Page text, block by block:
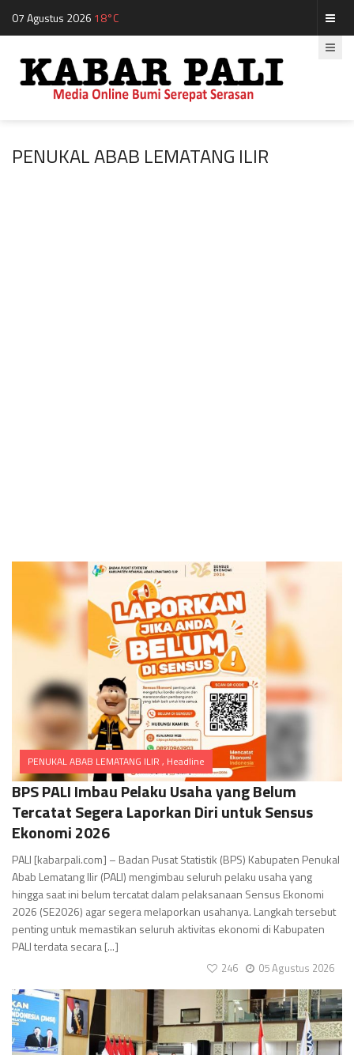
07 Agustus 2026 18°C
PENUKAL ABAB LEMATANG ILIR
PENUKAL ABAB LEMATANG ILIR , Headline
Comments
BPS PALI Imbau Pelaku Usaha yang Belum
Tercatat Segera Laporkan Diri untuk Sensus
Ekonomi 2026
PALI [kabarpali.com] – Badan Pusat Statistik (BPS) Kabupaten Penukal
Abab Lematang Ilir (PALI) mengimbau seluruh pelaku usaha yang
hingga saat ini belum tercatat dalam pelaksanaan Sensus Ekonomi
2026 (SE2026) agar segera melaporkan usahanya. Langkah tersebut
penting untuk memastikan seluruh aktivitas ekonomi di Kabupaten
PALI terdata secara [...]
05 Agustus 2026
246